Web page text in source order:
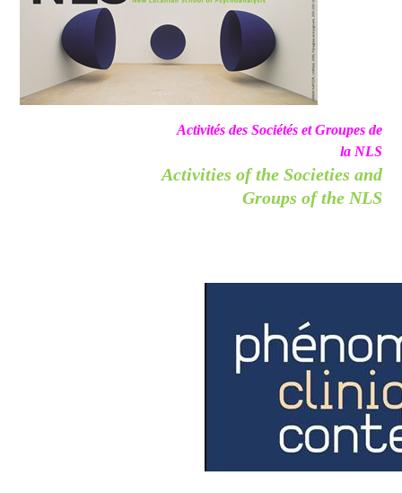
Activités des Sociétés et Groupes de
la NLS
Activities of the Societies and
Groups of the NLS